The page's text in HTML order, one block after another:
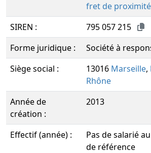
fret de proximité
SIREN :
795 057 215
Forme juridique :
Société à
Siège social :
13016 Marseille,
Rhône
Année de
création :
2013
Effectif (année) :
Pas de salarié
de référence